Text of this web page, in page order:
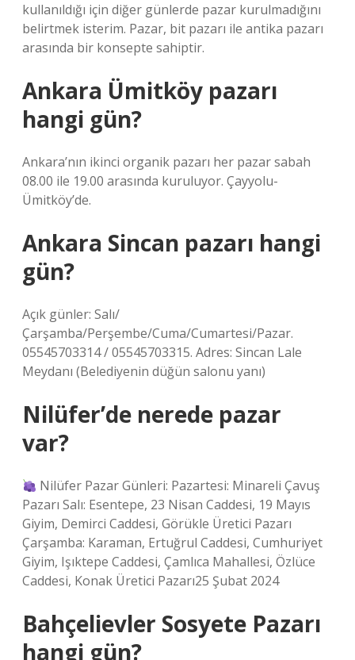
kullanıldığı için diğer günlerde pazar kurulmadığını
belirtmek isterim. Pazar, bit pazarı ile antika pazarı
arasında bir konsepte sahiptir.
Ankara Ümitköy pazarı
hangi gün?
Ankara’nın ikinci organik pazarı her pazar sabah
08.00 ile 19.00 arasında kuruluyor. Çayyolu-
Ümitköy’de.
Ankara Sincan pazarı hangi
gün?
Açık günler: Salı/
Çarşamba/Perşembe/Cuma/Cumartesi/Pazar.
05545703314 / 05545703315. Adres: Sincan Lale
Meydanı (Belediyenin düğün salonu yanı)
Nilüfer’de nerede pazar
var?
Nilüfer Pazar Günleri: Pazartesi: Minareli Çavuş
Pazarı Salı: Esentepe, 23 Nisan Caddesi, 19 Mayıs
Giyim, Demirci Caddesi, Görükle Üretici Pazarı
Çarşamba: Karaman, Ertuğrul Caddesi, Cumhuriyet
Giyim, Işıktepe Caddesi, Çamlıca Mahallesi, Özlüce
Caddesi, Konak Üretici Pazarı25 Şubat 2024
Bahçelievler Sosyete Pazarı
hangi gün?